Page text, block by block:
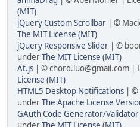
(MIT)
jQuery Custom Scrollbar | ©
The MIT License (MIT)
jQuery Responsive Slider | ©
underThe MIT License (MIT)
At.js | © chord.luo@gmail.com |
License (MIT)
HTML5 Desktop Notifications | ©
underThe Apache License
GAuth Code Generator/Validator